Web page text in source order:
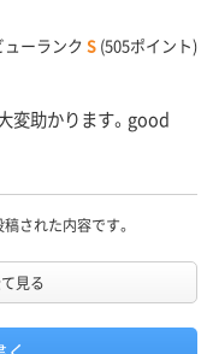
ューランク S (505ポイント)
変助かります。good
された内容です。
見る